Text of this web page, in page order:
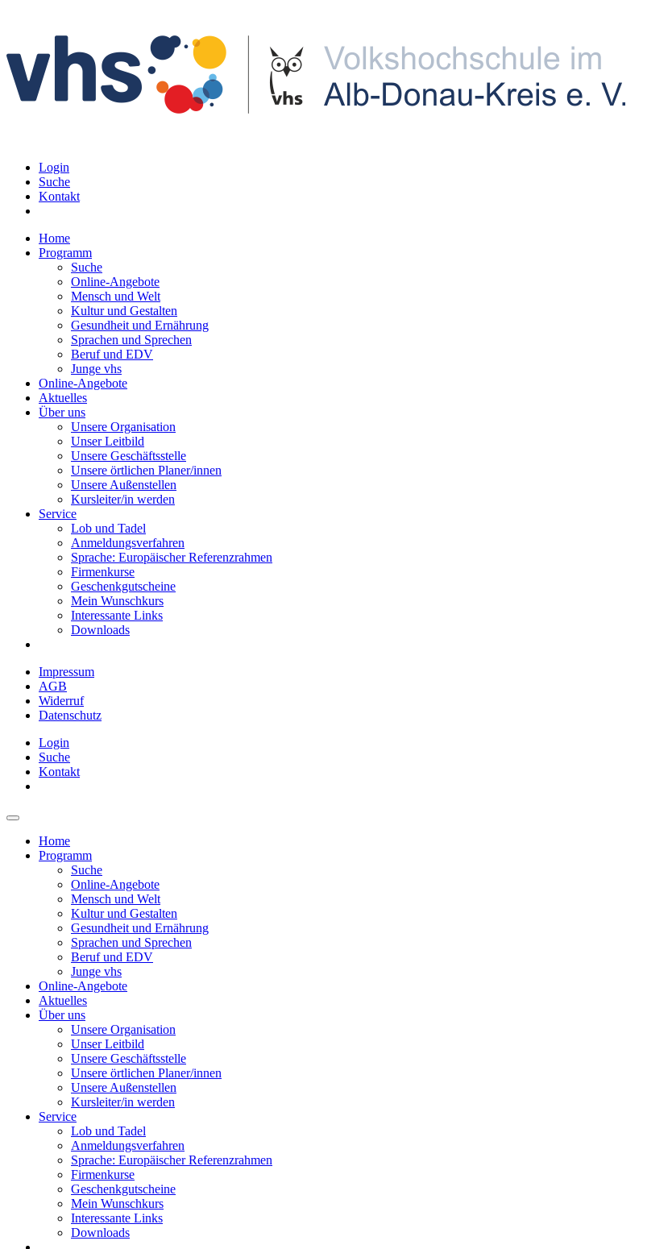
Login
Suche
Kontakt
Home
Programm
Suche
Online-Angebote
Mensch und Welt
Kultur und Gestalten
Gesundheit und Ernährung
Sprachen und Sprechen
Beruf und EDV
Junge vhs
Online-Angebote
Aktuelles
Über uns
Unsere Organisation
Unser Leitbild
Unsere Geschäftsstelle
Unsere örtlichen Planer/innen
Unsere Außenstellen
Kursleiter/in werden
Service
Lob und Tadel
Anmeldungsverfahren
Sprache: Europäischer Referenzrahmen
Firmenkurse
Geschenkgutscheine
Mein Wunschkurs
Interessante Links
Downloads
Impressum
AGB
Widerruf
Datenschutz
Login
Suche
Kontakt
Home
Programm
Suche
Online-Angebote
Mensch und Welt
Kultur und Gestalten
Gesundheit und Ernährung
Sprachen und Sprechen
Beruf und EDV
Junge vhs
Online-Angebote
Aktuelles
Über uns
Unsere Organisation
Unser Leitbild
Unsere Geschäftsstelle
Unsere örtlichen Planer/innen
Unsere Außenstellen
Kursleiter/in werden
Service
Lob und Tadel
Anmeldungsverfahren
Sprache: Europäischer Referenzrahmen
Firmenkurse
Geschenkgutscheine
Mein Wunschkurs
Interessante Links
Downloads